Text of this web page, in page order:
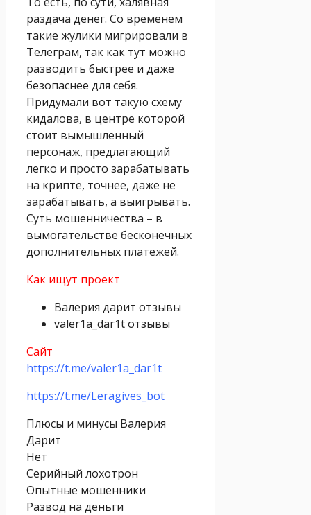
раздача денег. Со временем
такие жулики мигрировали в
Телеграм, так как тут можно
разводить быстрее и даже
безопаснее для себя.
Придумали вот такую схему
кидалова, в центре которой
стоит вымышленный
персонаж, предлагающий
легко и просто зарабатывать
на крипте, точнее, даже не
зарабатывать, а выигрывать.
Суть мошенничества – в
вымогательстве бесконечных
дополнительных платежей.
Как ищут проект
Валерия дарит отзывы
valer1a_dar1t отзывы
Сайт
https://t.me/valer1a_dar1t
https://t.me/Leragives_bot
Плюсы и минусы Валерия
Дарит
Нет
Серийный лохотрон
Опытные мошенники
Развод на деньги